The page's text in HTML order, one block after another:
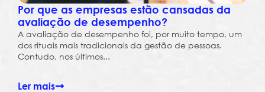
Por que as empresas estão cansadas da
avaliação de desempenho?
A avaliação de desempenho foi, por muito tempo, um
dos rituais mais tradicionais da gestão de pessoas.
Contudo, nos últimos...
Ler mais